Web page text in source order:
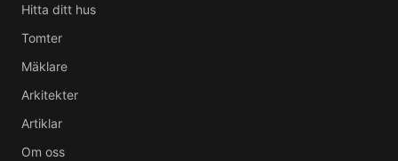
Hitta ditt hus
Tomter
Mäklare
Arkitekter
Artiklar
Om oss